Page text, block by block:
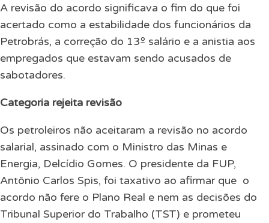
A revisão do acordo significava o fim do que foi
acertado como a estabilidade dos funcionários da
Petrobrás, a correção do 13º salário e a anistia aos
empregados que estavam sendo acusados de
sabotadores.
Categoria rejeita revisão
Os petroleiros não aceitaram a revisão no acordo
salarial, assinado com o Ministro das Minas e
Energia, Delcídio Gomes. O presidente da FUP,
Antônio Carlos Spis, foi taxativo ao afirmar que o
acordo não fere o Plano Real e nem as decisões do
Tribunal Superior do Trabalho (TST) e prometeu